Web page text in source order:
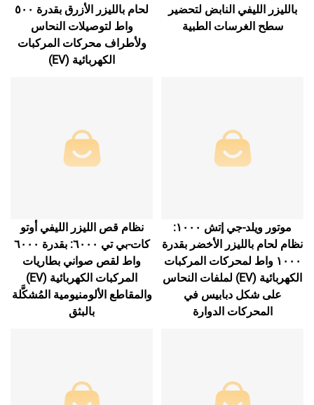
بالليزر الليفي النابض لتحضير
سطح الغرسات الطبية
لحام بالليزر الأزرق بقدرة ٥٠٠
واط لتوصيلات النحاس
ولأطراف محركات المركبات
الكهربائية (EV)
موتور ويلد-جي إتش ١٠٠٠:
نظام لحام بالليزر الأخضر بقدرة
١٠٠٠ واط لمحركات المركبات
الكهربائية (EV) لملفات النحاس
على شكل دبابيس في
المحركات الدوارة
نظام قص الليزر الليفي أوتو
كات-بي تي ٦٠٠٠: بقدرة ٦٠٠٠
واط لقص صواني بطاريات
المركبات الكهربائية (EV)
والمقاطع الألومنيومية المُشكَّلة
بالبثق